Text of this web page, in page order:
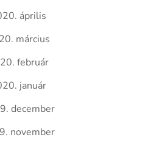
április
március
február
január
december
november